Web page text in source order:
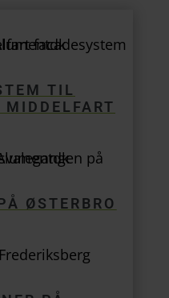
TIL
MIDDELFART
ØSTERBRO